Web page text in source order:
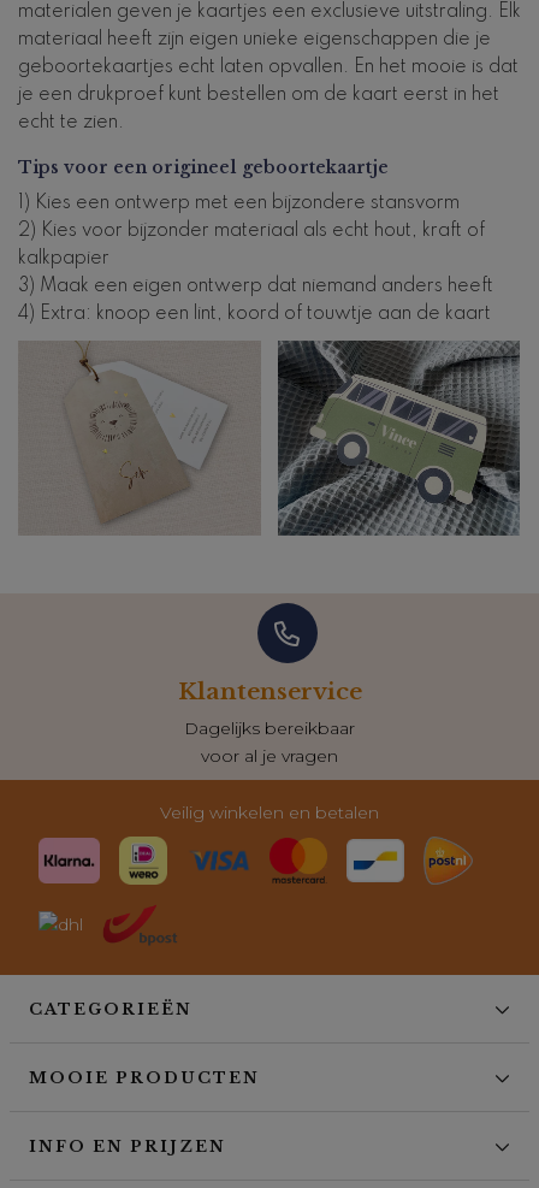
materialen geven je kaartjes een exclusieve uitstraling. Elk
materiaal heeft zijn eigen unieke eigenschappen die je
geboortekaartjes echt laten opvallen. En het mooie is dat
je een drukproef kunt bestellen om de kaart eerst in het
echt te zien.
Tips voor een origineel geboortekaartje
1) Kies een ontwerp met een bijzondere stansvorm
2) Kies voor bijzonder materiaal als echt hout, kraft of
kalkpapier
3) Maak een eigen ontwerp dat niemand anders heeft
4) Extra: knoop een lint, koord of touwtje aan de kaart
Klantenservice
Dagelijks bereikbaar
voor al je vragen
Veilig winkelen en betalen
CATEGORIEËN
MOOIE PRODUCTEN
INFO EN PRIJZEN